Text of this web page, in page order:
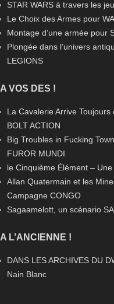
STAR WARS à travers les
Le Choix des Armes pour
Montage d’une armée pour
Plongée dans l’univers
LEGIONS
A VOS DES !
La Cavalerie Arrive
BOLT ACTION
Big Troubles in Fucking
FUROR MUNDI
le Cinquième Élément –
Allan Quatermain et les
Campagne CONGO
Sagaamelott, un scénario
A L’ANCIENNE !
DANS LES ARCHIVES DU
Nain Blanc